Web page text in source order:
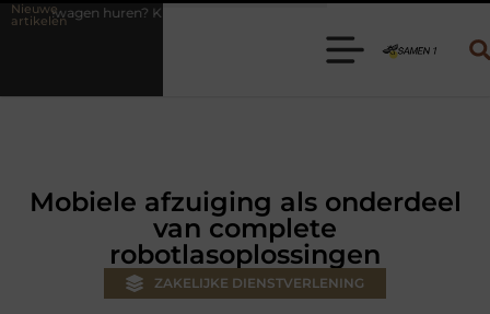
Nieuwe
artikelen
de juiste aanhanger voor jouw klus
Mobiele afzuiging als onderdeel
van complete
robotlasoplossingen
ZAKELIJKE DIENSTVERLENING